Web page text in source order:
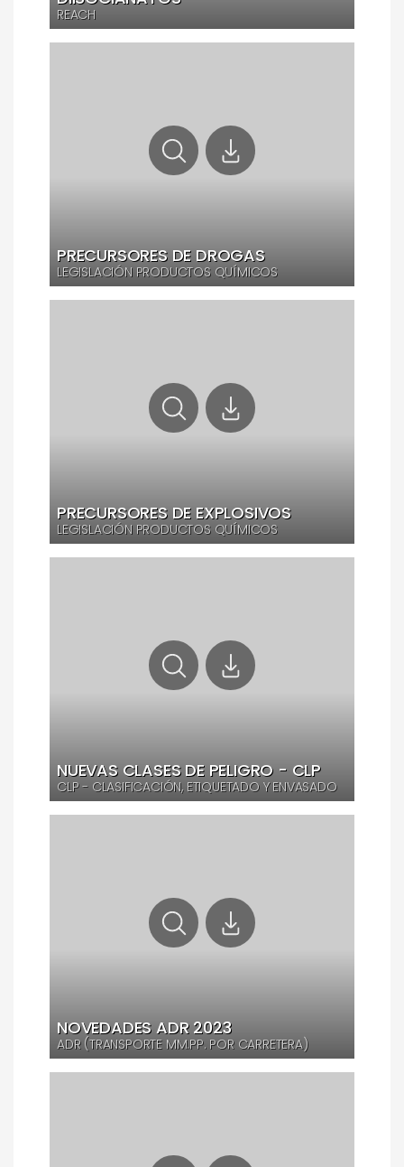
REACH
PRECURSORES DE DROGAS
LEGISLACIÓN PRODUCTOS QUÍMICOS
PRECURSORES DE EXPLOSIVOS
LEGISLACIÓN PRODUCTOS QUÍMICOS
NUEVAS CLASES DE PELIGRO - CLP
CLP - CLASIFICACIÓN, ETIQUETADO Y ENVASADO
NOVEDADES ADR 2023
ADR (TRANSPORTE MM.PP. POR CARRETERA)